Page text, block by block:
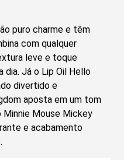
puro charme e têm
com qualquer
leve e toque
dia. Já o Lip Oil Hello
divertido e
aposta em um tom
Minnie Mouse Mickey
e acabamento